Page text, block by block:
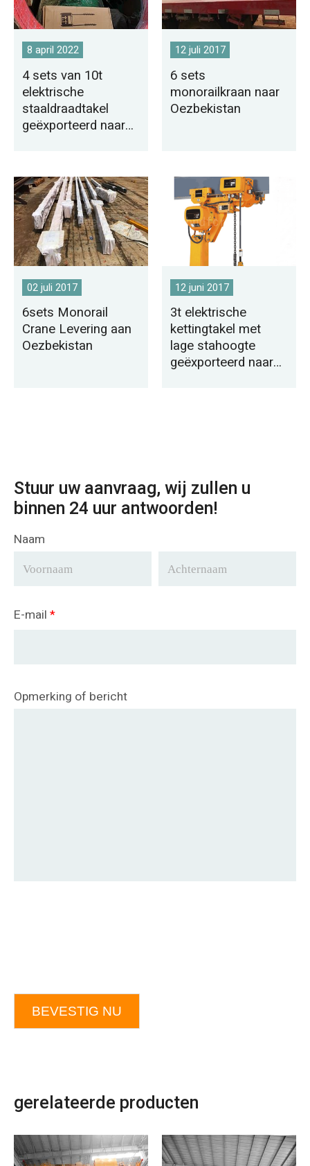
8 april 2022
4 sets van 10t
elektrische
staaldraadtakel
geëxporteerd naar
12 juli 2017
6 sets
monorailkraan naar
Oezbekistan
02 juli 2017
6sets Monorail
Crane Levering aan
Oezbekistan
12 juni 2017
3t elektrische
kettingtakel met
lage stahoogte
geëxporteerd naar
Stuur uw aanvraag, wij zullen u
binnen 24 uur antwoorden!
Naam
E-mail *
Opmerking of bericht
BEVESTIG NU
gerelateerde producten